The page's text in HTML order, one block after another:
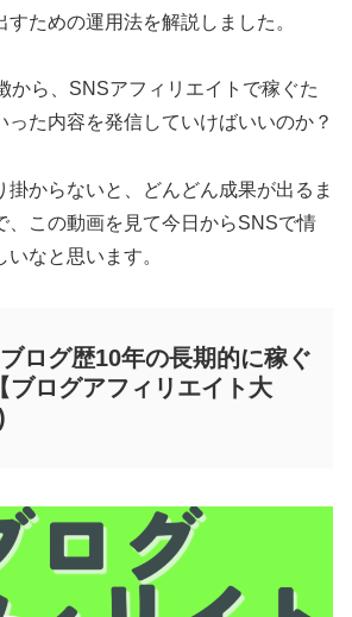
すための運用法を解説しました。
から、SNSアフィリエイトで稼ぐた
った内容を発信していけばいいのか？
掛からないと、どんどん成果が出るま
、この動画を見て今日からSNSで情
なと思います。
ログ歴10年の長期的に稼ぐ
ブログアフィリエイト大